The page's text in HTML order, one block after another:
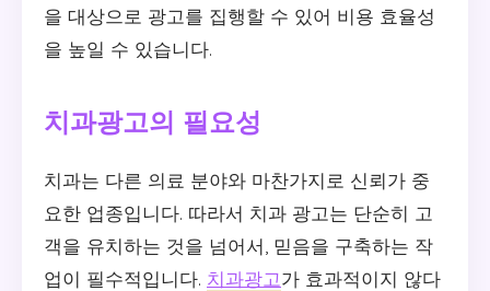
을 대상으로 광고를 집행할 수 있어 비용 효율성
을 높일 수 있습니다.
치과광고의 필요성
치과는 다른 의료 분야와 마찬가지로 신뢰가 중
요한 업종입니다. 따라서 치과 광고는 단순히 고
객을 유치하는 것을 넘어서, 믿음을 구축하는 작
업이 필수적입니다. 치과광고가 효과적이지 않다